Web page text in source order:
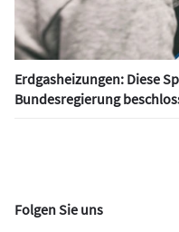
Erdgasheizungen: Diese
Bundesregierung
Folgen Sie uns